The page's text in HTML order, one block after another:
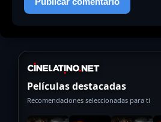
Películas destacadas
Recomendaciones seleccionadas para ti